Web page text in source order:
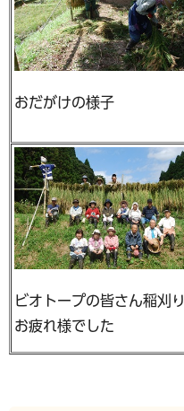
おだがけの様子
ビオトープの皆さん稲刈り
お疲れ様でした